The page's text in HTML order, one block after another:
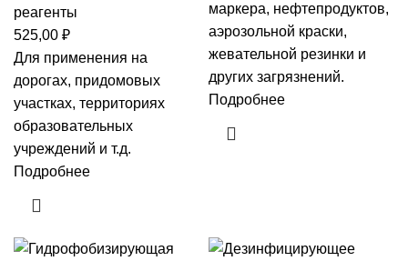
реагенты
525,00 ₽
Для применения на
дорогах, придомовых
участках, территориях
образовательных
учреждений и т.д.
Подробнее
маркера, нефтепродуктов,
аэрозольной краски,
жевательной резинки и
других загрязнений.
Подробнее